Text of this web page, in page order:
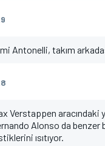
Antonelli, takım
Verstappen aracındaki
Alonso da benzer
ısıtıyor.